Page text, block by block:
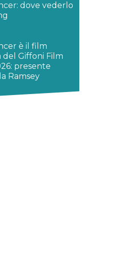
dove vederlo
è il film
del Giffoni Film
presente
Ramsey